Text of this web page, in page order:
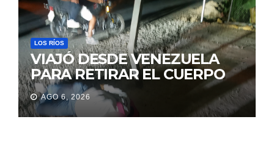
JUDICIALES
LOS RÍOS
VIAJÓ DESDE VENEZUELA
PARA RETIRAR EL CUERPO
DE SU MARIDO QUE
PERMANECIÓ SEIS DÍAS EN
LA MORGUE
AGO 6, 2026